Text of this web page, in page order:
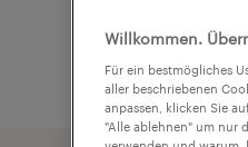
Willkommen.
Für ein bestmögliches
aller beschriebenen
anpassen, klicken Sie
"Alle ablehnen" um nur